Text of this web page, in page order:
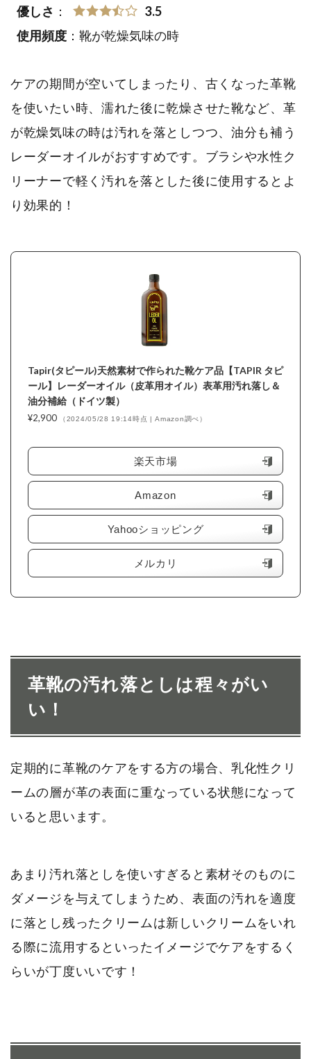
優しさ ：
3.5
使用頻度 ：靴が乾燥気味の時
ケアの期間が空いてしまったり、古くなった革靴
を使いたい時、濡れた後に乾燥させた靴など、革
が乾燥気味の時は汚れを落としつつ、油分も補う
レーダーオイルがおすすめです。ブラシや水性ク
リーナーで軽く汚れを落とした後に使用するとよ
り効果的！
Tapir(タピール)天然素材で作られた靴ケア品【TAPIR タピ
ール】レーダーオイル（皮革用オイル）表革用汚れ落し＆
油分補給（ドイツ製）
¥2,900 （2024/05/28 19:14時点 | Amazon調べ）
Amazon
楽天市場
Yahooショッピング
メルカリ
革靴の汚れ落としは程々がい
い！
定期的に革靴のケアをする方の場合、乳化性クリ
ームの層が革の表面に重なっている状態になって
いると思います。
あまり汚れ落としを使いすぎると素材そのものに
ダメージを与えてしまうため、表面の汚れを適度
に落とし残ったクリームは新しいクリームをいれ
る際に流用するといったイメージでケアをするく
らいが丁度いいです！